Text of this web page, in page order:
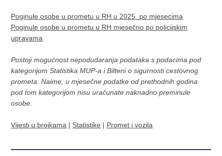
Poginule osobe u prometu u RH u 2025. po mjesecima
Poginule osobe u prometu u RH mjesečno po policijskim
upravama
Postoji mogućnost nepodudaranja podataka s podacima pod
kategorijom Statistika MUP-a i Bilteni o sigurnosti cestovnog
prometa. Naime, u mjesečne podatke od prethodnih godina
pod tom kategorijom nisu uračunate naknadno preminule
osobe.
Vijesti u brojkama | Statistike | Promet i vozila